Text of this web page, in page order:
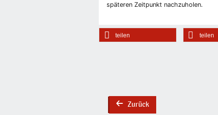
späteren Zeitpunkt nachzuholen.
teilen teilen
backZurück